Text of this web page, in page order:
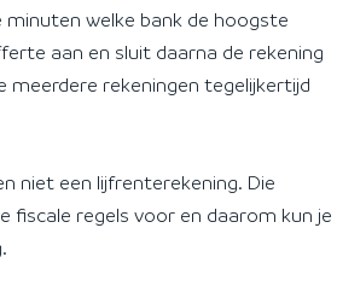
minuten welke bank de hoogste
aan en sluit daarna de rekening
meerdere rekeningen tegelijkertijd
niet een lijfrenterekening. Die
fiscale regels voor en daarom kun je